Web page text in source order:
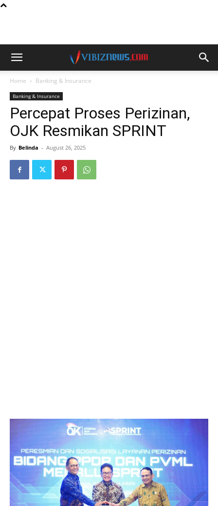
Home Banking & Insurance
Banking & Insurance
Percepat Proses Perizinan,
OJK Resmikan SPRINT
By Belinda - August 26, 2025